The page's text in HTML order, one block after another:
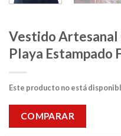
Vestido Artesanal
Playa Estampado
Este producto no está
COMPARAR